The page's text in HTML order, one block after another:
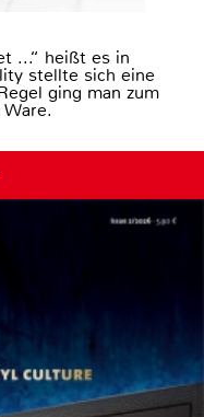
...“ heißt es in
stellte sich eine
ging man zum